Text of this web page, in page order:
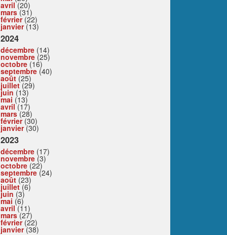
avril(20)
mars(31)
février(22)
janvier(13)
2024
décembre (14)
novembre (25)
octobre (16)
septembre (40)
août (25)
juillet(29)
juin (13)
mai (13)
avril(17)
mars(28)
février(30)
janvier(30)
2023
décembre (17)
novembre (3)
octobre (22)
septembre (24)
août (23)
juillet(6)
juin (3)
mai (6)
avril(11)
mars(27)
février(22)
janvier(38)